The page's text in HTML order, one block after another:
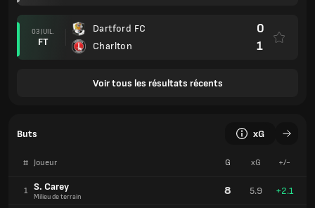
03 JUIL.
FT
Dartford FC
Charlton
0
1
Voir tous les résultats récents
Buts xG
# Joueur G xG +/-
1 S. Carey
Milieu de terrain 8 5.9 +2.1